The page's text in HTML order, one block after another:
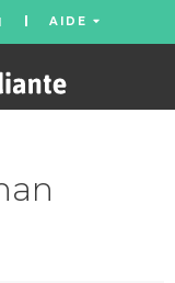
AIDE